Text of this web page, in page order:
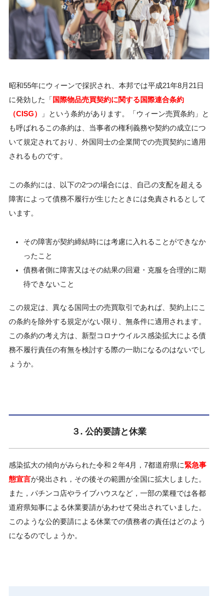
昭和55年にウィーンで採択され、本邦では平成21年8月21日
に発効した「国際物品売買契約に関する国際連合条約
（CISG）
」という条約があります。「ウィーン売買条約」と
も呼ばれるこの条約は、当事者の権利義務や契約の成立につ
いて規定されており、外国同士の企業間での売買契約に適用
されるものです。
この条約には、以下の2つの場合には、自己の支配を超える
障害によって債務不履行が生じたときには免責されるとして
います。
その障害が契約締結時には考慮に入れることができなか
ったこと
債務者側に障害又はその結果の回避・克服を合理的に期
待できないこと
この規定は、異なる国同士の売買取引であれば、契約上にこ
の条約を除外する規定がない限り、無条件に適用されます。
この条約の考え方は、新型コロナウイルス感染拡大による債
務不履行責任の有無を検討する際の一助になるのはないでし
ょうか。
３. 公的要請と休業
感染拡大の傾向がみられた令和２年4月，7都道府県に緊急事
態宣言が発出され，その後その範囲が全国に拡大しました。
また，パチンコ店やライブハウスなど，一部の業種では各都
道府県知事による休業要請があわせて発出されていました。
このような公的要請による休業での債務者の責任はどのよう
になるのでしょうか。